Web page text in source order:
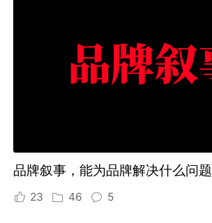
品牌叙事，能为品牌解决什么问题
23 46 5